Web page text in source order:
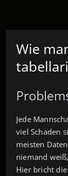
Wie
Jede
viel Schaden
meisten
niemand
Hier bricht